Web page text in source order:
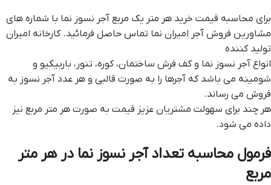
برای محاسبه قیمت خرید هر متر یک مربع آجر نسوز نما با شماره های
مشاورین فروش آجر امیران نما تماس حاصل فرمائید. کارخانه امیران
تولید کننده
انواع آجر نسوز نما و کف فرش ساختمان، کوره، تنور، باربیکیو و
شومینه می باشد که آجرها را به صورت قالبی و هر عدد آجر نسوز به
فروش می رساند.
هر چند برای سهولت مشتریان عزیز قیمت به صورت هر متر مربع نیز
داده می شود.
فرمول محاسبه تعداد آجر نسوز نما در هر متر
مربع